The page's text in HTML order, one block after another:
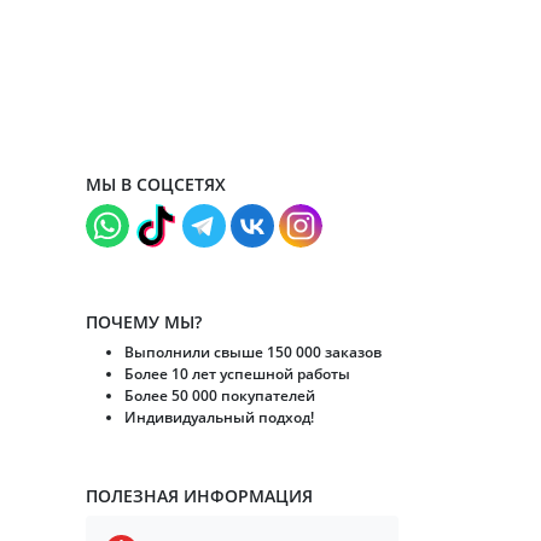
МЫ В СОЦСЕТЯХ
ПОЧЕМУ МЫ?
Выполнили свыше 150 000 заказов
Более 10 лет успешной работы
Более 50 000 покупателей
Индивидуальный подход!
ПОЛЕЗНАЯ ИНФОРМАЦИЯ